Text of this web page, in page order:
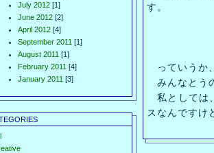
July 2012 [1]
June 2012 [2]
April 2012 [4]
September 2011 [1]
August 2011 [1]
February 2011 [4]
January 2011 [3]
す。
っていうか
みんなとう
私としては
スなんですけ